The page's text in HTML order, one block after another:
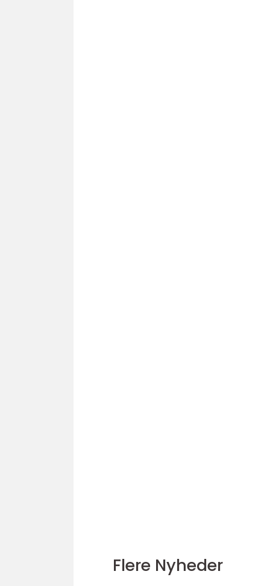
Flere Nyheder